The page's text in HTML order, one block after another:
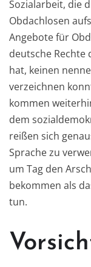
Sozialarbeit, die
Obdachlosen
Angebote für
deutsche Rechte
hat, keinen
verzeichnen
kommen
dem
reißen sich
Sprache zu
um Tag den
bekommen als
tun.